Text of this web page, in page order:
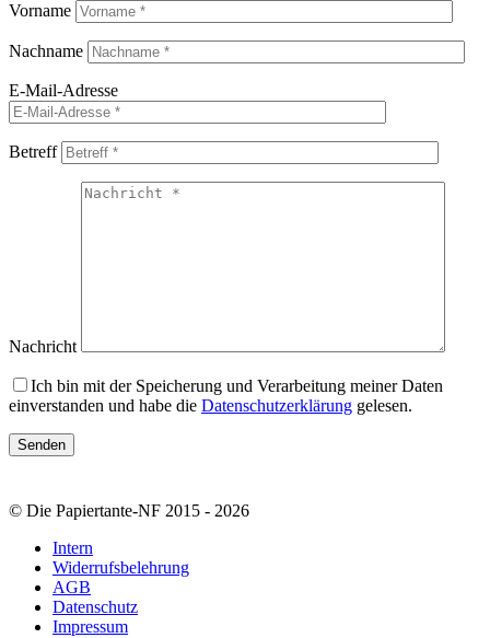
Vorname
Nachname
E-Mail-Adresse
Betreff
Nachricht
Ich bin mit der Speicherung und Verarbeitung meiner Daten
einverstanden und habe die Datenschutzerklärung gelesen.
© Die Papiertante-NF 2015 - 2026
Intern
Widerrufsbelehrung
AGB
Datenschutz
Impressum